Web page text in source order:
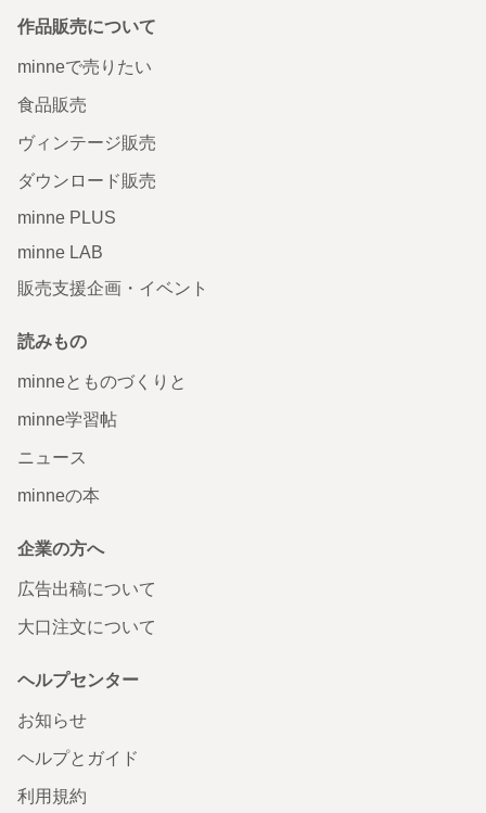
作品販売について
minneで売りたい
食品販売
ヴィンテージ販売
ダウンロード販売
minne PLUS
minne LAB
販売支援企画・イベント
読みもの
minneとものづくりと
minne学習帖
ニュース
minneの本
企業の方へ
広告出稿について
大口注文について
ヘルプセンター
お知らせ
ヘルプとガイド
利用規約